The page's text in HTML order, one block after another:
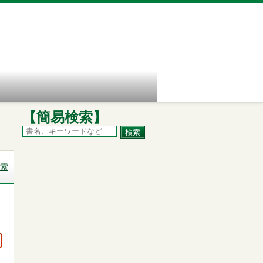
【簡易検索】